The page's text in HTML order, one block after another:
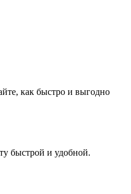
как быстро и выгодно
быстрой и удобной.